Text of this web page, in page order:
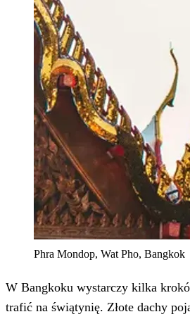
Phra Mondop, Wat Pho, Bangkok
W Bangkoku wystarczy kilka
trafić na świątynię. Złote dachy